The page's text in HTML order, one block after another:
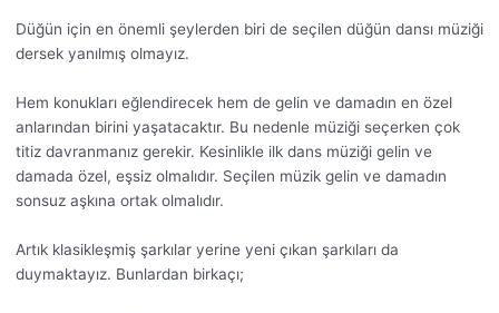
Düğün için en önemli şeylerden biri de seçilen düğün dansı müziği
dersek yanılmış olmayız.
Hem konukları eğlendirecek hem de gelin ve damadın en özel
anlarından birini yaşatacaktır. Bu nedenle müziği seçerken çok
titiz davranmanız gerekir. Kesinlikle ilk dans müziği gelin ve
damada özel, eşsiz olmalıdır. Seçilen müzik gelin ve damadın
sonsuz aşkına ortak olmalıdır.
Artık klasikleşmiş şarkılar yerine yeni çıkan şarkıları da
duymaktayız. Bunlardan birkaçı;